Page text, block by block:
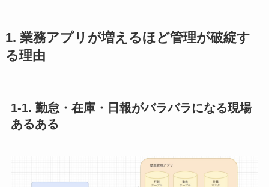
1. 業務アプリが増えるほど管理が破綻す
る理由
1-1. 勤怠・在庫・日報がバラバラになる現場
あるある